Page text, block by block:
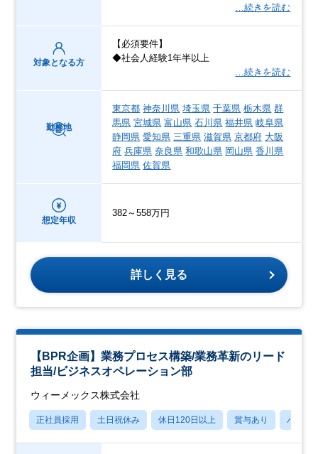
…続きを読む
対象となる方
【必須要件】
◆社会人経験1年半以上
…続きを読む
勤務地
東京都 神奈川県 埼玉県 千葉県 栃木県 群
馬県 宮城県 富山県 石川県 福井県 岐阜県
静岡県 愛知県 三重県 滋賀県 京都府 大阪
府 兵庫県 奈良県 和歌山県 岡山県 香川県
福岡県 佐賀県
想定年収
382～558万円
詳しく見る
【BPR企画】業務プロセス構築/業務革新のリード
担当/ビジネスオペレーション部
ウィーメックス株式会社
正社員採用 土日祝休み 休日120日以上 賞与あり パパマ